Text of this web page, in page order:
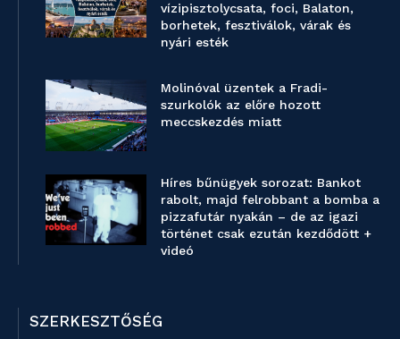
vízipisztolycsata, foci, Balaton,
borhetek, fesztiválok, várak és
nyári esték
Molinóval üzentek a Fradi-
szurkolók az előre hozott
meccskezdés miatt
Híres bűnügyek sorozat: Bankot
rabolt, majd felrobbant a bomba a
pizzafutár nyakán – de az igazi
történet csak ezután kezdődött +
videó
SZERKESZTŐSÉG